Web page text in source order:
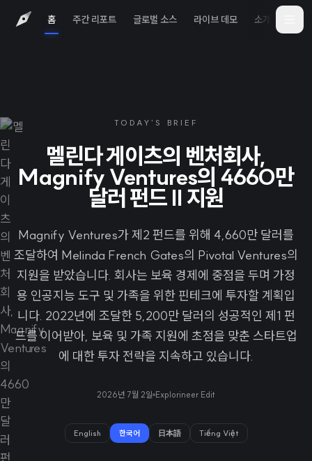
홈 주간 리포트 글로벌 소스 라이브 데모 소개
TODAY'S BRIEF
멜린다 게이츠의 벤처회사,
Magnify Ventures의 4660만
달러 펀드 II 지원
Magnify Ventures가 제2 펀드를 위해 4,660만 달러를
조달하여 Melinda French Gates의 Pivotal Ventures의
지원을 받았습니다. 회사는 보육 경제에 중점을 두며 가정
용 인공지능 도구 및 가족을 위한 핀테크에 투자할 계획입
니다. 2022년에 조달한 5,200만 달러의 성공적인 제1 펀
드를 이어받아, 보육 및 가족 지원에 초점을 맞춘 스타트업
에 대한 투자 전략을 지속하고 있습니다.
2026년 7월 2일 Explorineer Edit
English 한국어 日本語 Tiếng Việt